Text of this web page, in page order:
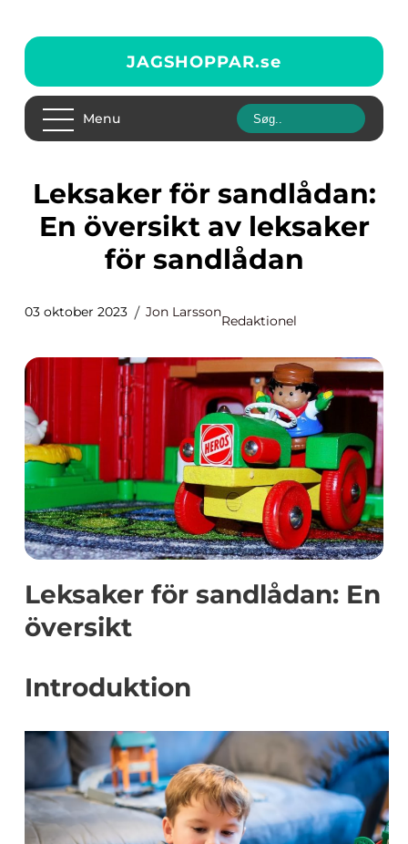
JAGSHOPPAR.se
Menu
Leksaker för sandlådan:
En översikt av leksaker
för sandlådan
03 oktober 2023 Jon Larsson
Redaktionel
Leksaker för sandlådan: En
översikt
Introduktion